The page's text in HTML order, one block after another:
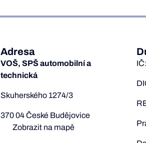
Adresa
VOŠ, SPŠ automobilní a
technická
Skuherského 1274/3
370 04 České Budějovice
Zobrazit na mapě